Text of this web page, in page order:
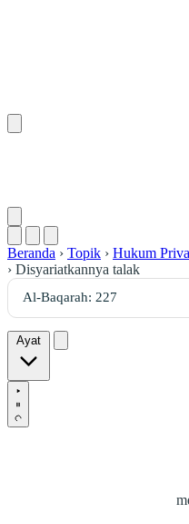
Beranda › Topik › Hukum
› Disyariatkannya talak
Ayat